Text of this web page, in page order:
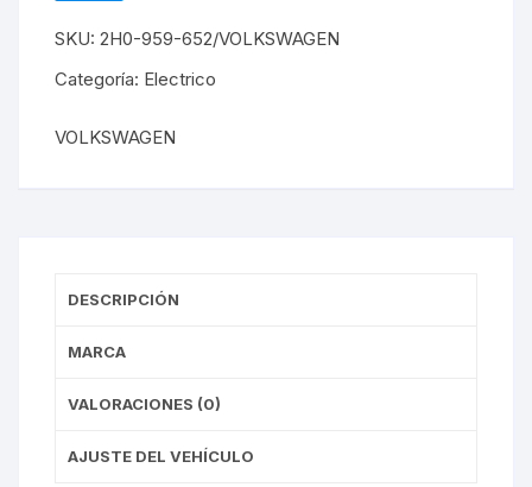
SKU: 2H0-959-652/VOLKSWAGEN
Categoría: Electrico
VOLKSWAGEN
DESCRIPCIÓN
MARCA
VALORACIONES (0)
AJUSTE DEL VEHÍCULO